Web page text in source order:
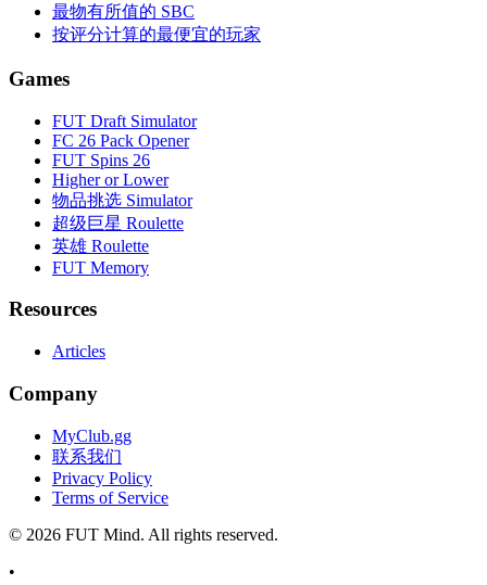
最物有所值的 SBC
按评分计算的最便宜的玩家
Games
FUT Draft Simulator
FC 26 Pack Opener
FUT Spins 26
Higher or Lower
物品挑选 Simulator
超级巨星 Roulette
英雄 Roulette
FUT Memory
Resources
Articles
Company
MyClub.gg
联系我们
Privacy Policy
Terms of Service
© 2026 FUT Mind. All rights reserved.
•